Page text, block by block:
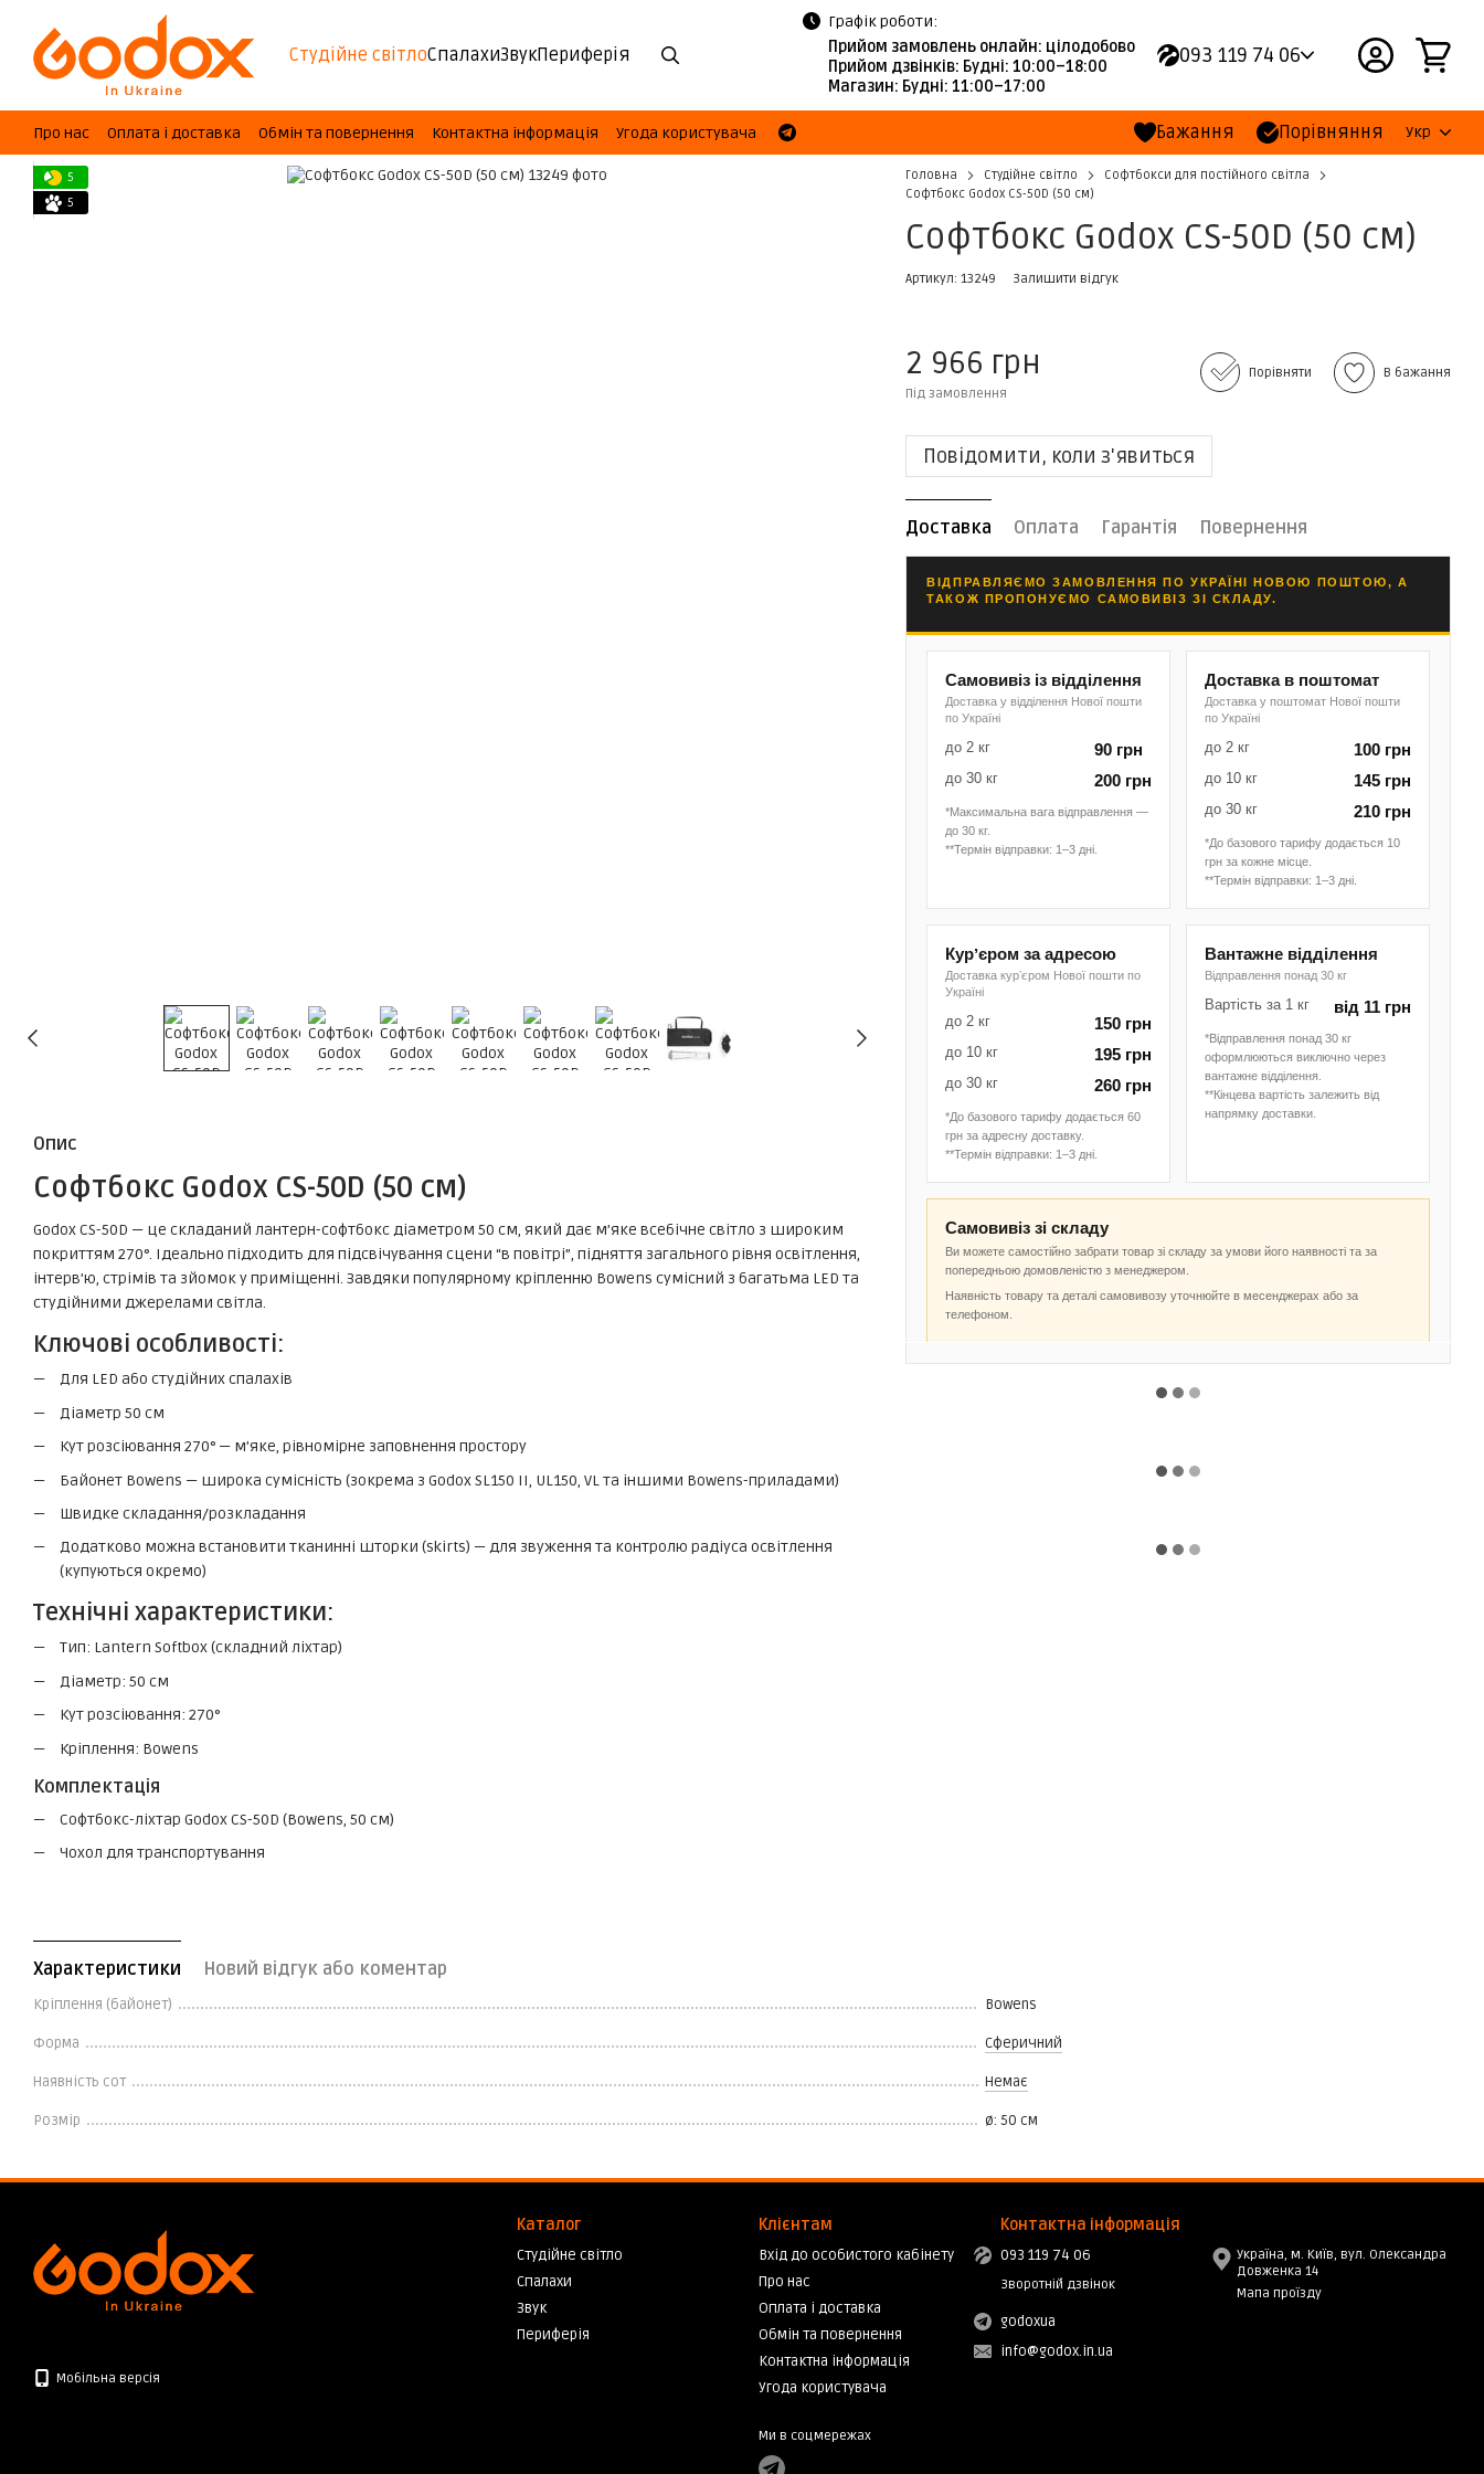
Перейти до основного контенту
Студійне світлоСпалахиЗвукПериферія
Графік роботи:
Прийом замовлень онлайн: цілодобово
Прийом дзвінків: Будні: 10:00–18:00
Магазин: Будні: 11:00–17:00
093 119 74 06
Про нас Оплата і доставка Обмін та повернення Контактна інформація Угода користувача Бажання Порівняння Укр
5
5
Опис
Софтбокс Godox CS-50D (50 см)
Godox CS-50D — це складаний лантерн-софтбокс діаметром 50 см, який дає м’яке всебічне світло з широким
покриттям 270°. Ідеально підходить для підсвічування сцени “в повітрі”, підняття загального рівня освітлення,
інтерв’ю, стрімів та зйомок у приміщенні. Завдяки популярному кріпленню Bowens сумісний з багатьма LED та
студійними джерелами світла.
Ключові особливості:
Для LED або студійних спалахів
Діаметр 50 см
Кут розсіювання 270° — м’яке, рівномірне заповнення простору
Байонет Bowens — широка сумісність (зокрема з Godox SL150 II, UL150, VL та іншими Bowens-приладами)
Швидке складання/розкладання
Додатково можна встановити тканинні шторки (skirts) — для звуження та контролю радіуса освітлення
(купуються окремо)
Технічні характеристики:
Тип: Lantern Softbox (складний ліхтар)
Діаметр: 50 см
Кут розсіювання: 270°
Кріплення: Bowens
Комплектація
Софтбокс-ліхтар Godox CS-50D (Bowens, 50 см)
Чохол для транспортування
Головна Студійне світло
Софтбокси для постійного світла
Софтбокс Godox CS-50D (50 cм)
Софтбокс Godox CS-50D (50 cм)
Артикул: 13249 Залишити відгук
2 966 грн
Під замовлення
Порівняти В бажання
Повідомити, коли з'явиться
Доставка Оплата Гарантія Повернення
ВІДПРАВЛЯЄМО ЗАМОВЛЕННЯ ПО УКРАЇНІ НОВОЮ ПОШТОЮ, А
ТАКОЖ ПРОПОНУЄМО САМОВИВІЗ ЗІ СКЛАДУ.
Самовивіз із відділення
Доставка у відділення Нової пошти
по Україні
до 2 кг 90 грн
до 30 кг 200 грн
*Максимальна вага відправлення —
до 30 кг.
**Термін відправки: 1–3 дні.
Доставка в поштомат
Доставка у поштомат Нової пошти
по Україні
до 2 кг 100 грн
до 10 кг 145 грн
до 30 кг 210 грн
*До базового тарифу додається 10
грн за кожне місце.
**Термін відправки: 1–3 дні.
Курʼєром за адресою
Доставка курʼєром Нової пошти по
Україні
до 2 кг 150 грн
до 10 кг 195 грн
до 30 кг 260 грн
*До базового тарифу додається 60
грн за адресну доставку.
**Термін відправки: 1–3 дні.
Вантажне відділення
Відправлення понад 30 кг
Вартість за 1 кг від 11 грн
*Відправлення понад 30 кг
оформлюються виключно через
вантажне відділення.
**Кінцева вартість залежить від
напрямку доставки.
Самовивіз зі складу
Ви можете самостійно забрати товар зі складу за умови його наявності та за
попередньою домовленістю з менеджером.
Наявність товару та деталі самовивозу уточнюйте в месенджерах або за
телефоном.
Характеристики Новий відгук або коментар
Кріплення (байонет) Bowens
Форма Сферичний
Наявність сот Немає
Розмір ø: 50 cм
Мобільна версія
Каталог
Студійне світло
Спалахи
Звук
Периферія
Клієнтам
Вхід до особистого кабінету
Про нас
Оплата і доставка
Обмін та повернення
Контактна інформація
Угода користувача
Ми в соцмережах
Контактна інформація
093 119 74 06
Зворотній дзвінок
godoxua
info@godox.in.ua
Україна, м. Київ, вул. Олександра
Довженка 14
Мапа проїзду